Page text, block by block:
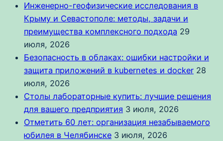
Инженерно-геофизические исследования в
Крыму и Севастополе: методы, задачи и
преимущества комплексного подхода 29
июля, 2026
Безопасность в облаках: ошибки настройки и
защита приложений в kubernetes и docker 28
июля, 2026
Столы лабораторные купить: лучшие решения
для вашего предприятия 3 июля, 2026
Отметить 60 лет: организация незабываемого
юбилея в Челябинске 3 июля, 2026